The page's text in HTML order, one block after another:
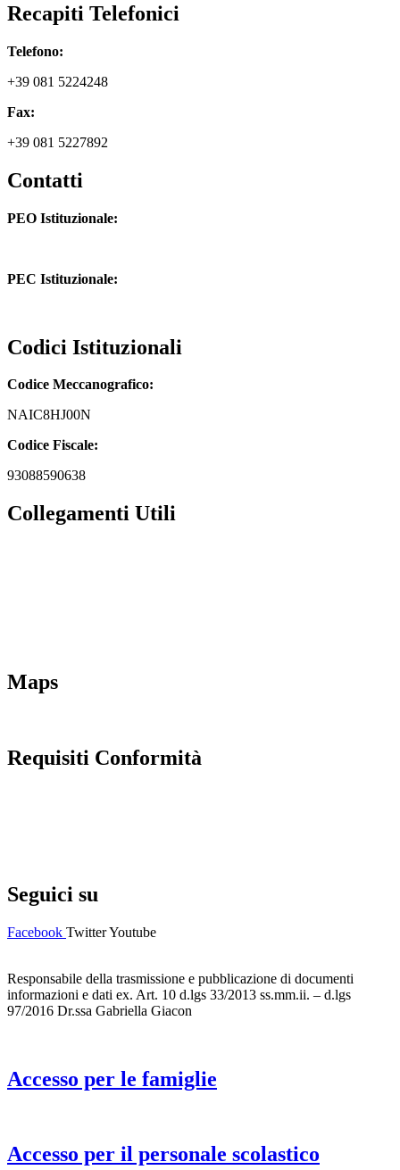
Recapiti Telefonici
Telefono:
+39 081 5224248
Fax:
+39 081 5227892
Contatti
PEO Istituzionale:
PEC Istituzionale:
Codici Istituzionali
Codice Meccanografico:
NAIC8HJ00N
Codice Fiscale:
93088590638
Collegamenti Utili
Maps
Requisiti Conformità
Seguici su
Facebook TwitterYoutube
Responsabile della trasmissione e pubblicazione di documenti
informazioni e dati ex. Art. 10 d.lgs 33/2013 ss.mm.ii. – d.lgs
97/2016 Dr.ssa Gabriella Giacon
Accesso per le famiglie
Accesso per il personale scolastico